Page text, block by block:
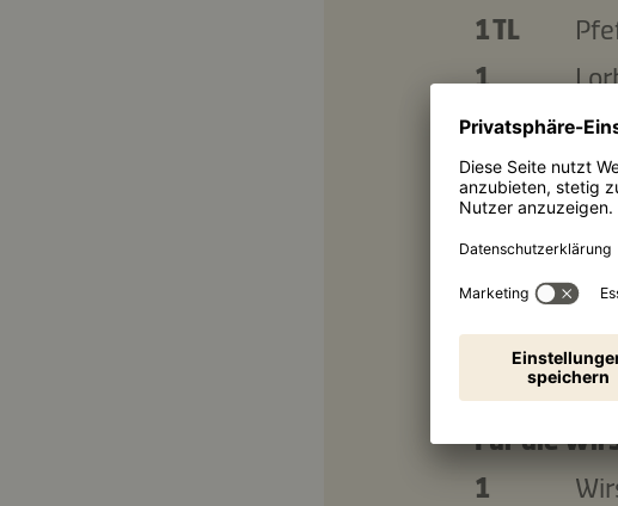
1 TL
1
1 EL
1 EL
100 ml
200 ml
1 ½ TL
Für die
1